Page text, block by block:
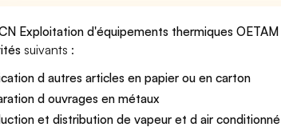
Exploitation d'équipements thermiques OETAM
suivants :
d autres articles en papier ou en carton
d ouvrages en métaux
et distribution de vapeur et d air conditionné